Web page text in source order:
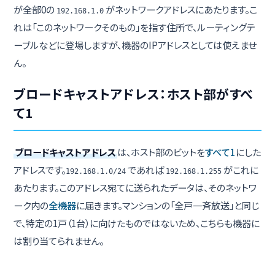
が全部0の 192.168.1.0 がネットワークアドレスにあたります。こ
れは「このネットワークそのもの」を指す住所で、ルーティングテ
ーブルなどに登場しますが、機器のIPアドレスとしては使えませ
ん。
ブロードキャストアドレス：ホスト部がすべ
て1
ブロードキャストアドレスは、ホスト部のビットをすべて1にした
アドレスです。192.168.1.0/24 であれば 192.168.1.255 がこれに
あたります。このアドレス宛てに送られたデータは、そのネットワ
ーク内の全機器に届きます。マンションの「全戸一斉放送」と同じ
で、特定の1戸（1台）に向けたものではないため、こちらも機器に
は割り当てられません。